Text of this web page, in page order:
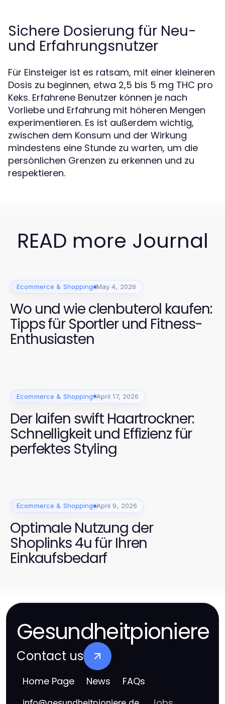
Sichere Dosierung für Neu-
und Erfahrungsnutzer
Für Einsteiger ist es ratsam, mit einer kleineren
Dosis zu beginnen, etwa 2,5 bis 5 mg THC pro
Keks. Erfahrene Benutzer können je nach
Vorliebe und Erfahrung mit höheren Mengen
experimentieren. Es ist außerdem wichtig,
zwischen dem Konsum und der Wirkung
mindestens eine Stunde zu warten, um die
persönlichen Grenzen zu erkennen und zu
respektieren.
READ more Journal
Ecommerce & Shopping May 4, 2026
Wo und wie clenbuterol kaufen:
Tipps für Sportler und Fitness-
Enthusiasten
Ecommerce & Shopping April 17, 2026
Der laifen swift Haartrockner:
Schnelligkeit und Effizienz für
perfektes Styling
Ecommerce & Shopping April 9, 2026
Optimale Nutzung der
Shoplinks 4u für Ihren
Einkaufsbedarf
Gesundheitpioniere
Contact us
Home Page News FAQs